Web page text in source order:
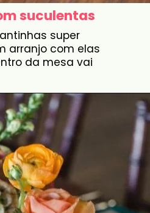
suculentas
super
arranjo com elas
da mesa vai